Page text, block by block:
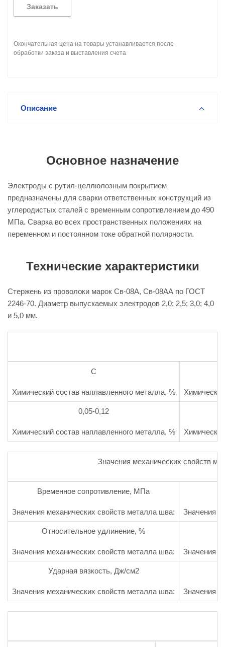
Заказать
Окончательная цена на товары устанавливается после
обработки заказа и выставления счета
Описание
Основное назначение
Электроды с рутил-целлюлозным покрытием
предназначены для сварки ответственных конструкций из
углеродистых сталей с временным сопротивлением до 490
МПа. Сварка во всех пространственных положениях на
переменном и постоянном токе обратной полярности.
Технические характеристики
Стержень из проволоки марок Св-08А, Св-08АА по ГОСТ
2246-70. Диаметр выпускаемых электродов 2,0; 2,5; 3,0; 4,0
и 5,0 мм.
C
Химический состав наплавленного металла, %
0,05-0,12
Химический состав наплавленного металла, %
Значения механических свойств
Временное сопротивление, МПа
Значения механических свойств металла шва: Значения
Относительное удлинение, %
Значения механических свойств металла шва: Значения
Ударная вязкость, Дж/см2
Значения механических свойств металла шва: Значения